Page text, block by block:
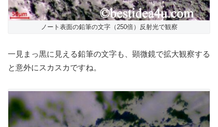
ノート表面の鉛筆の文字（250倍）反射光で観察
一見まっ黒に見える鉛筆の文字も、顕微鏡で拡大観察する
と意外にスカスカですね。